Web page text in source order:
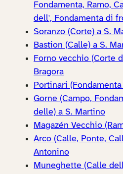
Fondamenta, Ramo,
dell', Fondamenta di
Soranzo (Corte) a S.
Bastion (Calle) a S.
Forno vecchio (Corte
Bragora
Portinari
Gorne (Campo,
delle) a S. Martino
Magazén Vecchio
Arco (Calle, Ponte,
Antonino
Muneghette (Calle